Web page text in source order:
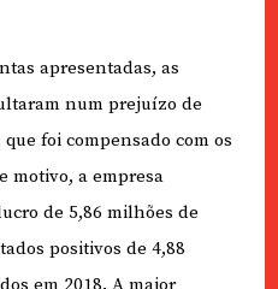
apresentadas, as
num prejuízo de
foi compensado com os
motivo, a empresa
de 5,86 milhões de
positivos de 4,88